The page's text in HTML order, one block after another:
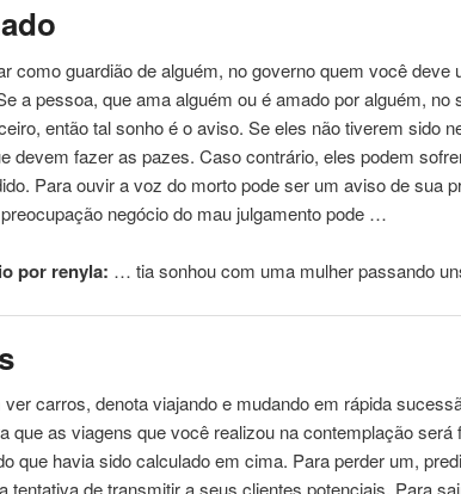
como guardião de alguém, no governo quem você deve
apessoa, que ama alguém ou é amado por alguém, no
então tal sonho é o aviso. Se eles não tiverem sido
devem fazer as pazes. Caso contrário, eles podem
Para ouvir a voz do morto pode ser um aviso de sua
negócio do mau julgamento pode …
por renyla: … tia sonhou com uma mulher passando
ver carros, denota viajando e mudando em rápida
que as viagens que você realizou na contemplação será
que havia sido calculado em cima. Para perder um,